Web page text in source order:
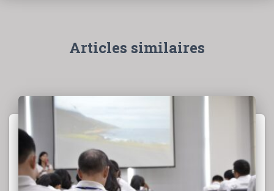
Articles similaires